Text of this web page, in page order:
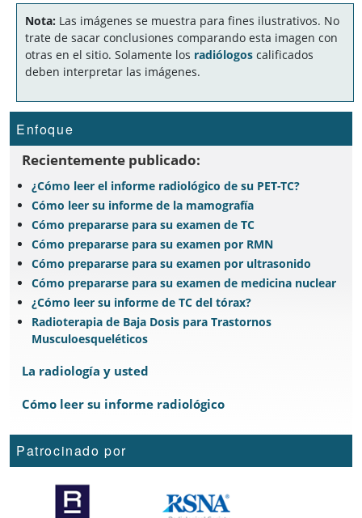
Nota: Las imágenes se muestra para fines ilustrativos. No
trate de sacar conclusiones comparando esta imagen con
otras en el sitio. Solamente los radiólogos calificados
deben interpretar las imágenes.
Enfoque
Recientemente publicado:
¿Cómo leer el informe radiológico de su PET-TC?
Cómo leer su informe de la mamografía
Cómo prepararse para su examen de TC
Cómo prepararse para su examen por RMN
Cómo prepararse para su examen por ultrasonido
Cómo prepararse para su examen de medicina nuclear
¿Cómo leer su informe de TC del tórax?
Radioterapia de Baja Dosis para Trastornos
Musculoesqueléticos
La radiología y usted
Cómo leer su informe radiológico
Patrocinado por